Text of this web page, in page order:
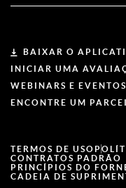
Torne-se um parceiro
Liderança
Notícias e imprensa
Carreiras
BAIXAR O
INICIAR UMA
WEBINARS E EVENTOS
ENCONTRE UM
TERMOS DE USO
CONTRATOS PADRÃO
PRINCÍPIOS DO
CADEIA DE